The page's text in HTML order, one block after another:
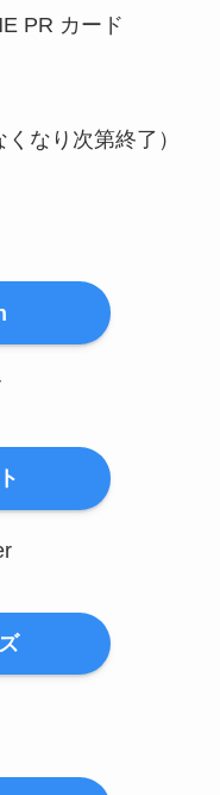
PR カード
なり次第終了）